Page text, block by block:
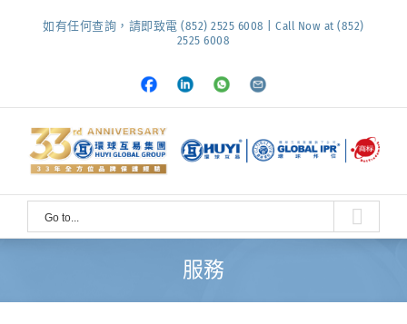
如有任何查詢，請即致電 (852) 2525 6008 | Call Now at (852)
2525 6008
Facebook
LinkedInWhatsapp
Email
Go to...
服務